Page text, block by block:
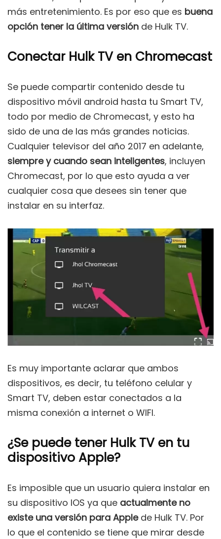
más entretenimiento. Es por eso que es buena
opción tener la última versión de Hulk TV.
Conectar Hulk TV en Chromecast
Se puede compartir contenido desde tu
dispositivo móvil android hasta tu Smart TV,
todo por medio de Chromecast, y esto ha
sido de una de las más grandes noticias.
Cualquier televisor del año 2017 en adelante,
siempre y cuando sean inteligentes, incluyen
Chromecast, por lo que esto ayuda a ver
cualquier cosa que desees sin tener que
instalar en su interfaz.
Es muy importante aclarar que ambos
dispositivos, es decir, tu teléfono celular y
Smart TV, deben estar conectados a la
misma conexión a internet o WIFI.
¿Se puede tener Hulk TV en tu
dispositivo Apple?
Es imposible que un usuario quiera instalar en
su dispositivo IOS ya que actualmente no
existe una versión para Applede Hulk TV. Por
lo que el contenido se tiene que mirar desde